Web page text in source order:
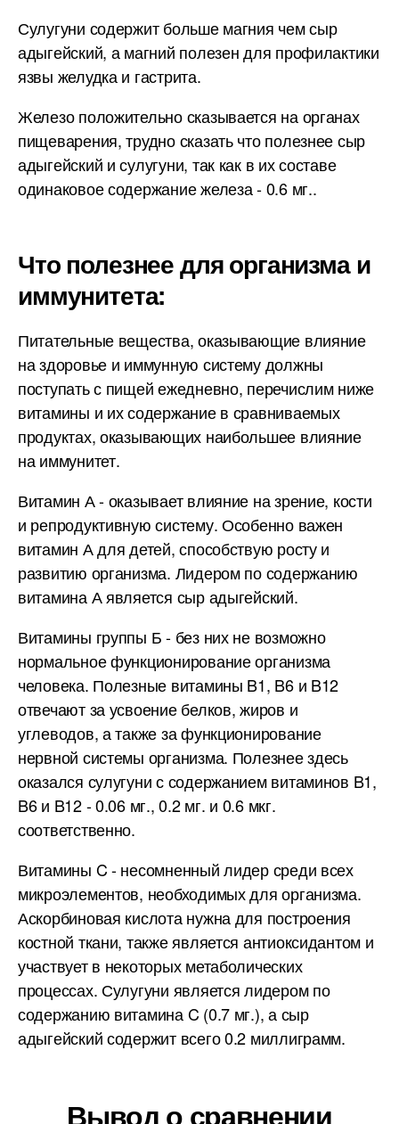
Сулугуни содержит больше магния чем сыр
адыгейский, а магний полезен для профилактики
язвы желудка и гастрита.
Железо положительно сказывается на органах
пищеварения, трудно сказать что полезнее сыр
адыгейский и сулугуни, так как в их составе
одинаковое содержание железа - 0.6 мг..
Что полезнее для организма и
иммунитета:
Питательные вещества, оказывающие влияние
на здоровье и иммунную систему должны
поступать с пищей ежедневно, перечислим ниже
витамины и их содержание в сравниваемых
продуктах, оказывающих наибольшее влияние
на иммунитет.
Витамин А - оказывает влияние на зрение, кости
и репродуктивную систему. Особенно важен
витамин А для детей, способствую росту и
развитию организма. Лидером по содержанию
витамина А является сыр адыгейский.
Витамины группы Б - без них не возможно
нормальное функционирование организма
человека. Полезные витамины B1, B6 и B12
отвечают за усвоение белков, жиров и
углеводов, а также за функционирование
нервной системы организма. Полезнее здесь
оказался сулугуни с содержанием витаминов B1,
B6 и B12 - 0.06 мг., 0.2 мг. и 0.6 мкг.
соответственно.
Витамины C - несомненный лидер среди всех
микроэлементов, необходимых для организма.
Аскорбиновая кислота нужна для построения
костной ткани, также является антиоксидантом и
участвует в некоторых метаболических
процессах. Сулугуни является лидером по
содержанию витамина C (0.7 мг.), а сыр
адыгейский содержит всего 0.2 миллиграмм.
Вывод о сравнении